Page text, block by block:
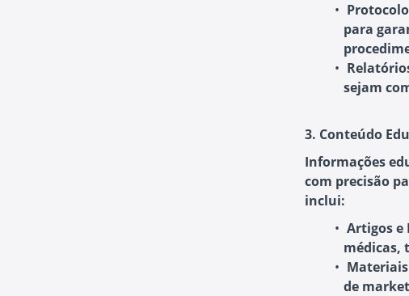
para
sejam
3. Conteúdo
Informações
com precisão
inclui:
Artigos e
médicas,
de